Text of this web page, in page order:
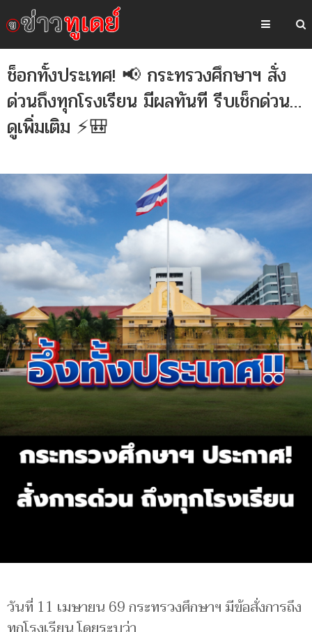
ช็อกทั้งประเทศ! 📢 กระทรวงศึกษาฯ สั่ง
ด่วนถึงทุกโรงเรียน มีผลทันที รีบเช็กด่วน…
ดูเพิ่มเติม ⚡🎒
วันที่ 11 เมษายน 69 กระทรวงศึกษาฯ มีข้อสั่งการถึง